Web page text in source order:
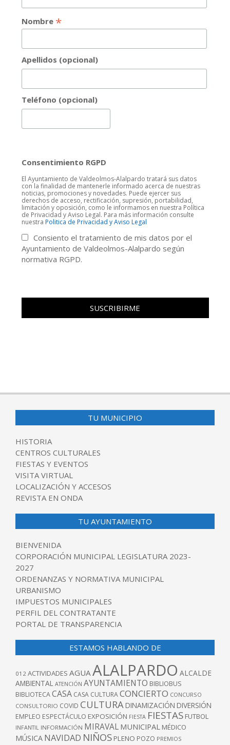
Nombre *
Apellidos (opcional)
Teléfono (opcional)
Consentimiento RGPD
El Ayuntamiento de Valdeolmos-Alalpardo tratará sus datos
con la finalidad de mantenerle informado acerca de nuestras
noticias, promociones y novedades. Puede ejercer sus
derechos de acceso, rectificación, supresión, portabilidad,
limitación y oposición, como le informamos en nuestra Política
de Privacidad y Aviso Legal. Para más información consulte
nuestra Politica de Privacidad y Aviso Legal
Consiento el tratamiento de mis datos por el
Ayuntamiento de Valdeolmos-Alalpardo según
normativa RGPD.
TU MUNICIPIO
HISTORIA
CENTROS CULTURALES
FIESTAS Y EVENTOS
VISITA VIRTUAL
LOCALIZACIÓN Y ACCESOS
REVISTA EN ONDA
TU AYUNTAMIENTO
BIENVENIDA
CORPORACIÓN MUNICIPAL LEGISLATURA 2023-
2027
ORDENANZAS Y NORMATIVA MUNICIPAL
URBANISMO
IMPUESTOS MUNICIPALES
PERFIL DEL CONTRATANTE
PORTAL DE TRANSPARENCIA
ESTAMOS HABLANDO DE
012 ACTIVIDADES AGUA ALALPARDO ALCALDE
AMBIENTAL ATENCIÓN AYUNTAMIENTO BIBLIOBUS
BIBLIOTECACASA CASA CULTURACONCIERTO CONCURSO
CONSULTORIO COVID CULTURA DINAMIZACIÓN DIVERSIÓN
EMPLEO ESPECTÁCULO EXPOSICIÓN FIESTA FIESTAS FUTBOL
INFANTIL INFORMACIÓN MIRAVAL MUNICIPAL MÉDICO
MÚSICA NAVIDAD NIÑOS PLENO POZO PREMIOS